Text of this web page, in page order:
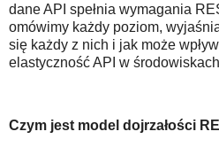
dane API spełnia wymagania
omówimy każdy poziom,
się każdy z nich i jak może
elastyczność API w
Czym jest model dojrzałości